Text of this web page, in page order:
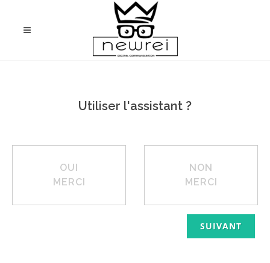
Utiliser l'assistant ?
OUI
MERCI
NON
MERCI
SUIVANT